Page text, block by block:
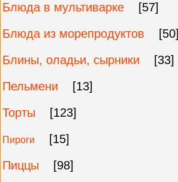
Блюда в мультиварке
[57]
Блюда из морепродуктов
[50]
Блины, оладьи, сырники
[33]
Пельмени
[13]
Торты
[123]
Пироги
[15]
Пиццы
[98]